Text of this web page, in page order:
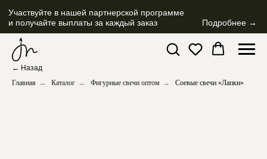
Участвуйте в нашей партнерской программе
и получайте выплаты за каждый заказ Подробнее →
← Назад
Главная → Каталог → Фигурные свечи оптом → Соевые свечи «Лапки»